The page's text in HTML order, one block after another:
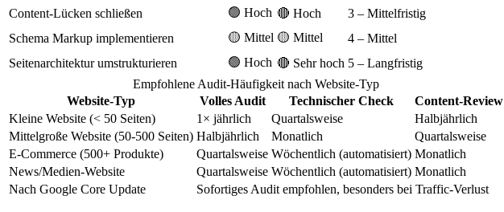
Content-Lücken schließen
🟢 Hoch 🔴 Hoch
3 – Mittelfristig
Schema Markup implementieren
🟡 Mittel 🟡 Mittel
4 – Mittel
Seitenarchitektur umstrukturieren
🟢 Hoch 🔴 Sehr hoch 5 – Langfristig
Empfohlene Audit-Häufigkeit nach Website-Typ
Website-Typ
Volles Audit Technischer Check
Content-Review
Kleine Website (< 50 Seiten)
1× jährlich Quartalsweise
Halbjährlich
Mittelgroße Website (50-500 Seiten) Halbjährlich Monatlich
Quartalsweise
E-Commerce (500+ Produkte)
Quartalsweise Wöchentlich (automatisiert) Monatlich
News/Medien-Website
Quartalsweise Wöchentlich (automatisiert) Monatlich
Nach Google Core Update
Sofortiges Audit empfohlen, besonders bei Traffic-Verlust